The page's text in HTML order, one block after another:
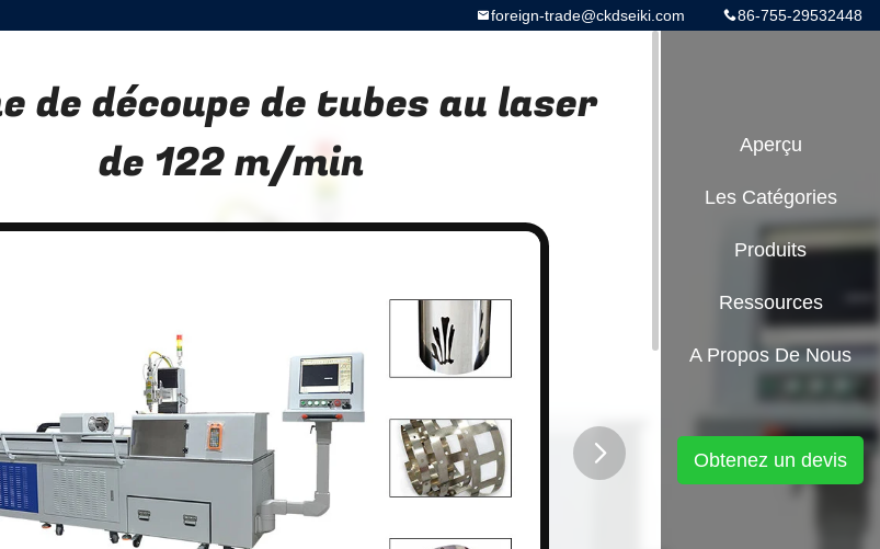
86-755-29532448
foreign-trade@ckdseiki.com
de découpe de tubes au laser
de 122 m/min
Aperçu
Les Catégories
Produits
Ressources
A Propos De Nous
Obtenez un devis